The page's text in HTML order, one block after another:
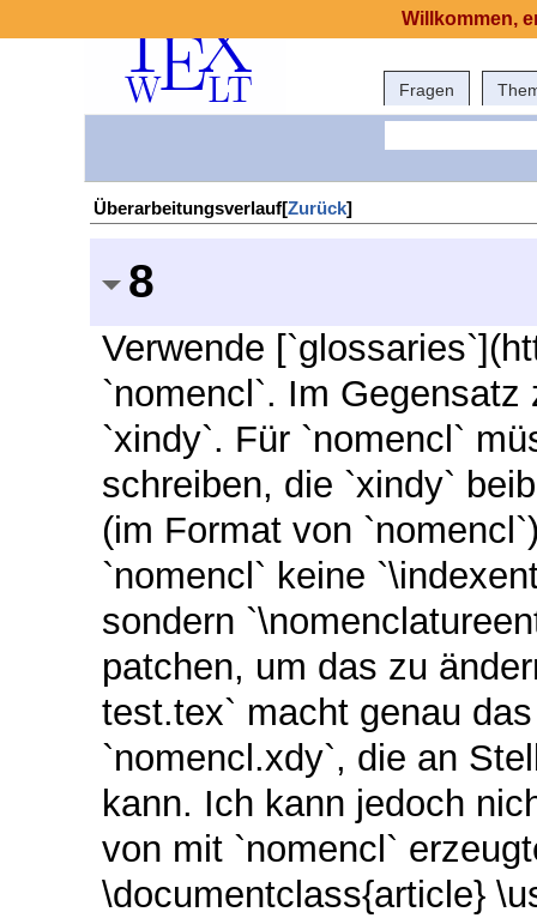
Fragen
Überarbeitungsverlauf[Zurück]
8
Verwende
`nomencl`. Im
`xindy`. Für `nomencl`
schreiben, die `xindy`
(im Format von
`nomencl` keine
sondern
patchen, um das zu
test.tex` macht genau
`nomencl.xdy`, die an
kann. Ich kann jedoch
von mit `nomencl`
\documentclass{article}
Willkommen,